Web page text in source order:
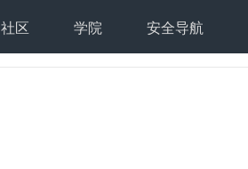
社区 学院 安全导航